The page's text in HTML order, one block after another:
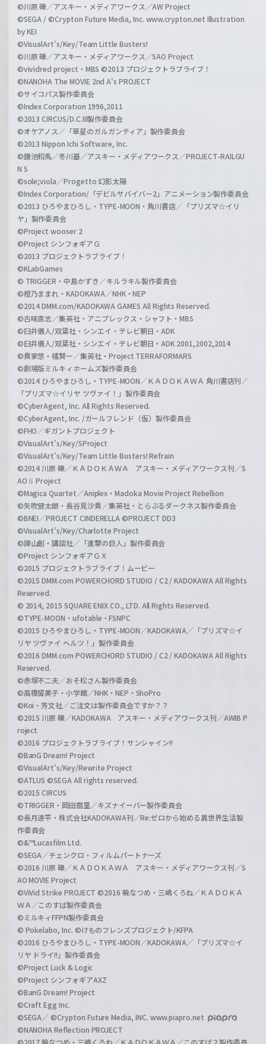
©川原 礫／アスキー・メディアワークス／AW Project
©SEGA / ©Crypton Future Media, Inc. www.crypton.net Illustration
by KEI
©VisualArt's/Key/Team Little Busters!
©川原 礫／アスキー・メディアワークス／SAO Project
©vividred project・MBS ©2013 プロジェクトラブライブ！
©NANOHA The MOVIE 2nd A's PROJECT
©サイコパス製作委員会
©Index Corporation 1996,2011
©2013 CIRCUS/D.C.III製作委員会
©オケアノス／「翠星のガルガンティア」製作委員会
©2013 Nippon Ichi Software, Inc.
©鎌池和馬／冬川基／アスキー・メディアワークス／PROJECT-RAILGU
N S
©sole;viola／Progetto 幻影太陽
©Index Corporation/「デビルサバイバー2」アニメーション製作委員会
©2013 ひろやまひろし・TYPE-MOON・角川書店／「プリズマ☆イリ
ヤ」製作委員会
©Project wooser 2
©Project シンフォギアＧ
©2013 プロジェクトラブライブ！
©KLabGames
© TRIGGER・中島かずき／キルラキル製作委員会
©橙乃ままれ・KADOKAWA／NHK・NEP
©2014 DMM.com/KADOKAWA GAMES All Rights Reserved.
©古味直志／集英社・アニプレックス・シャフト・MBS
©臼井儀人/双葉社・シンエイ・テレビ朝日・ADK
©臼井儀人/双葉社・シンエイ・テレビ朝日・ADK 2001,2002,2014
©貴家悠・橘賢一／集英社・Project TERRAFORMARS
©劇場版ミルキィホームズ製作委員会
©2014 ひろやまひろし・TYPE-MOON／ＫＡＤＯＫＡＷＡ 角川書店刊／
「プリズマ☆イリヤ ツヴァイ！」製作委員会
©CyberAgent, Inc. All Rights Reserved.
©CyberAgent, Inc. /ガールフレンド（仮）製作委員会
©FHO／ギガントプロジェクト
©VisualArt's/Key/SProject
©VisualArt's/Key/Team Little Busters! Refrain
©2014 川原 礫／ＫＡＤＯＫＡＷＡ アスキー・メディアワークス刊／S
AOⅡ Project
©Magica Quartet／Aniplex・Madoka Movie Project Rebellion
©矢吹健太朗・長谷見沙貴／集英社・とらぶるダークネス製作委員会
©BNEI／PROJECT CINDERELLA ©PROJECT DD3
©VisualArt's/Key/Charlotte Project
©諫山創・講談社／「進撃の巨人」製作委員会
©Project シンフォギアＧＸ
©2015 プロジェクトラブライブ！ムービー
©2015 DMM.com POWERCHORD STUDIO / C2 / KADOKAWA All Rights
Reserved.
© 2014, 2015 SQUARE ENIX CO., LTD. All Rights Reserved.
©TYPE-MOON・ufotable・FSNPC
©2015 ひろやまひろし・TYPE-MOON／KADOKAWA／「プリズマ☆イ
リヤ ツヴァイ ヘルツ！」製作委員会
©2016 DMM.com POWERCHORD STUDIO / C2 / KADOKAWA All Rights
Reserved.
©赤塚不二夫／おそ松さん製作委員会
©高橋留美子・小学館／NHK・NEP・ShoPro
©Koi・芳文社／ご注文は製作委員会ですか？？
©2015 川原 礫／KADOKAWA アスキー・メディアワークス刊／AWIB P
roject
©2016 プロジェクトラブライブ！サンシャイン!!
©BanG Dream! Project
©VisualArt's/Key/Rewrite Project
©ATLUS ©SEGA All rights reserved.
©2015 CIRCUS
©TRIGGER・岡田麿里／キズナイーバー製作委員会
©長月達平・株式会社KADOKAWA刊／Re:ゼロから始める異世界生活製
作委員会
©&™Lucasfilm Ltd.
©SEGA／チェンクロ・フィルムパートナーズ
©2016 川原 礫／ＫＡＤＯＫＡＷＡ アスキー・メディアワークス刊／S
AO MOVIE Project
©ViVid Strike PROJECT ©2016 暁なつめ・三嶋くろね／ＫＡＤＯＫＡ
ＷＡ／このすば製作委員会
©ミルキィFFPN製作委員会
© Pokelabo, Inc. ©けものフレンズプロジェクト/KFPA
©2016 ひろやまひろし・TYPE-MOON／KADOKAWA／「プリズマ☆イ
リヤ ドライ!!」製作委員会
©Project Luck & Logic
©Project シンフォギアAXZ
©BanG Dream! Project
©Craft Egg Inc.
©SEGA／ ©Crypton Future Media, INC. www.piapro.net
©NANOHA Reflection PROJECT
©2017 暁なつめ・三嶋くろね／ＫＡＤＯＫＡＷＡ／このすば２製作委員